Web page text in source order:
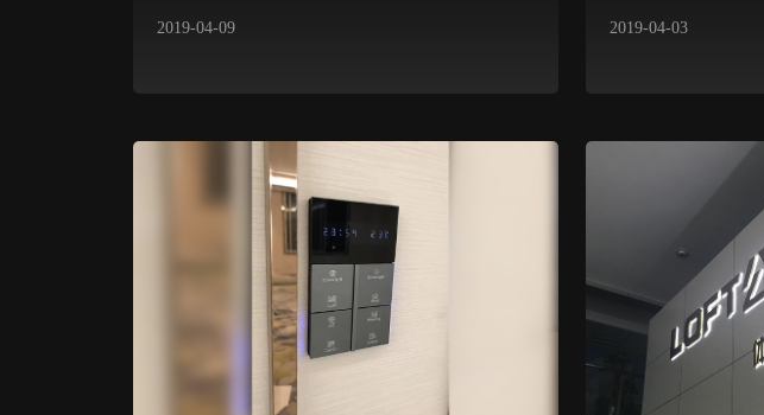
2019-04-09 2019-04-03